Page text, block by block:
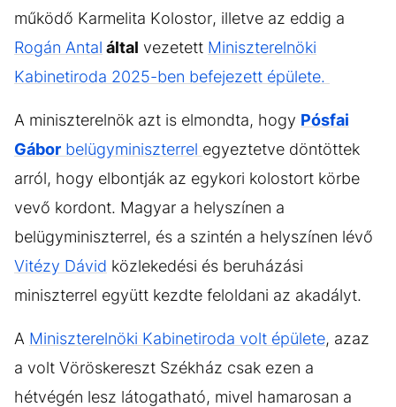
működő Karmelita Kolostor, illetve az eddig a
Rogán Antal által vezetett Miniszterelnöki
Kabinetiroda 2025-ben befejezett épülete.
A miniszterelnök azt is elmondta, hogy Pósfai
Gábor belügyminiszterrel egyeztetve döntöttek
arról, hogy elbontják az egykori kolostort körbe
vevő kordont. Magyar a helyszínen a
belügyminiszterrel, és a szintén a helyszínen lévő
Vitézy Dávid közlekedési és beruházási
miniszterrel együtt kezdte feloldani az akadályt.
A Miniszterelnöki Kabinetiroda volt épülete, azaz
a volt Vöröskereszt Székház csak ezen a
hétvégén lesz látogatható, mivel hamarosan a